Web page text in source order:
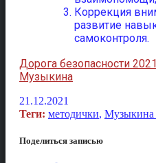
Коррекция
развитие
самоконтроля.
Дорога безопасности 2021
Музыкина
21.12.2021
Теги: методички,
Поделиться записью